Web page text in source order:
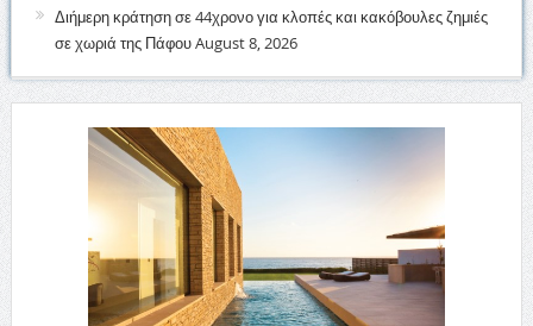
Διήμερη κράτηση σε 44χρονο για κλοπές και κακόβουλες ζημιές
σε χωριά της ΠάφουAugust 8, 2026